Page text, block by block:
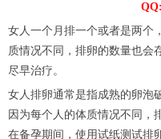
女人一个月排一个或者是两个
质情况不同，排卵的数量也会
尽早治疗。
女人排卵通常是指成熟的卵泡
因为每个人的体质情况不同，
在备孕期间，使用试纸测试排